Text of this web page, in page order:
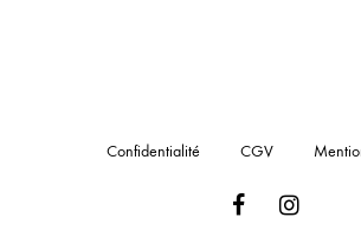
Confidentialité CGV
Facebook